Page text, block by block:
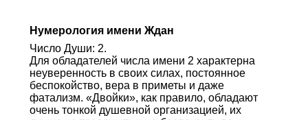
Нумерология имени Ждан
Число Души: 2.
Для обладателей числа имени 2 характерна
неуверенность в своих силах, постоянное
беспокойство, вера в приметы и даже
фатализм. «Двойки», как правило, обладают
очень тонкой душевной организацией, их